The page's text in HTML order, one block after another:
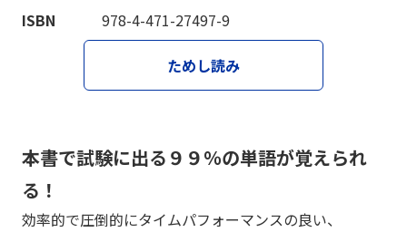
ISBN
978-4-471-27497-9
ためし読み
本書で試験に出る９９％の単語が覚えられ
る！
効率的で圧倒的にタイムパフォーマンスの良い、